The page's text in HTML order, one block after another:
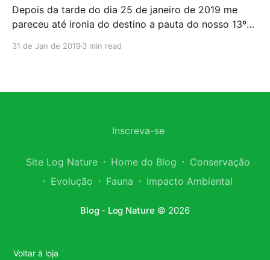
Voltar à loja
Depois da tarde do dia 25 de janeiro de 2019 me
pareceu até ironia do destino a pauta do nosso 13º
31 de Jan de 2019 3 min read
Inscreva-se
Site Log Nature Home do Blog
Conservação
Evolução
Fauna Impacto Ambiental
Blog - Log Nature © 2026